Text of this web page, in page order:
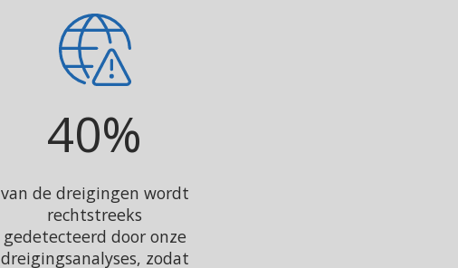
40%
van de dreigingen wordt
rechtstreeks
gedetecteerd door onze
dreigingsanalyses, zodat